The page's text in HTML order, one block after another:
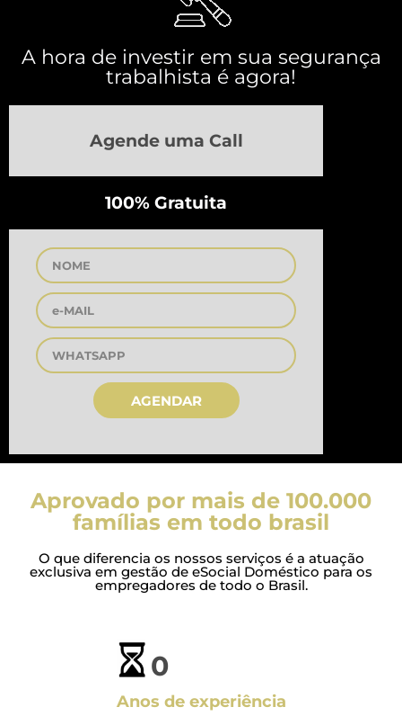
A hora de investir em sua segurança
trabalhista é agora!
Agende uma Call
100% Gratuita
AGENDAR
Aprovado por mais de 100.000
famílias em todo brasil
O que diferencia os nossos serviços é a atuação
exclusiva em gestão de eSocial Doméstico para os
empregadores de todo o Brasil.
0
Anos de experiência